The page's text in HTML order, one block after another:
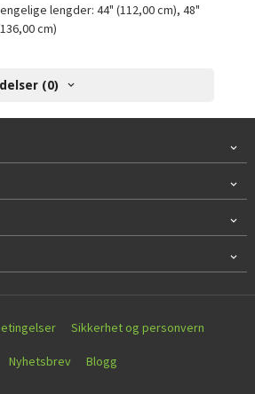
lengder: 44" (112,00 cm), 48"
cm)
(0)
Sikkerhet og personvern
Nyhetsbrev Blogg